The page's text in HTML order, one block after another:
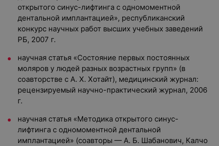
открытого синус-лифтинга с одномоментной
дентальной имплантацией», республиканский
конкурс научных работ высших учебных заведений
РБ, 2007 г.
научная статья «Состояние первых постоянных
моляров у людей разных возрастных групп» (в
соавторстве с А. Х. Хотайт), медицинский журнал:
рецензируемый научно-практический журнал, 2006
г.
научная статья «Методика открытого синус-
лифтинга с одномоментной дентальной
имплантацией» (соавторы — А. Б. Шабанович, Калчо